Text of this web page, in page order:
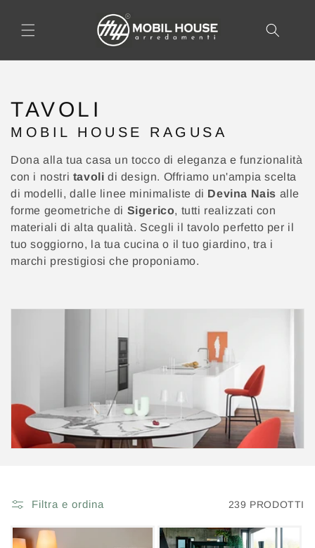
CONTENUTI
C
L
L
E
Z
I
O
N
E
TAVOLI
MOBIL HOUSE RAGUSA
Dona alla tua casa un tocco di eleganza e funzionalità
con i nostri tavoli di design. Offriamo un'ampia scelta
di modelli, dalle linee minimaliste di Devina Nais alle
forme geometriche di Sigerico, tutti realizzati con
materiali di alta qualità. Scegli il tavolo perfetto per il
tuo soggiorno, la tua cucina o il tuo giardino, tra i
marchi prestigiosi che proponiamo.
Filtra e ordina 239 PRODOTTI